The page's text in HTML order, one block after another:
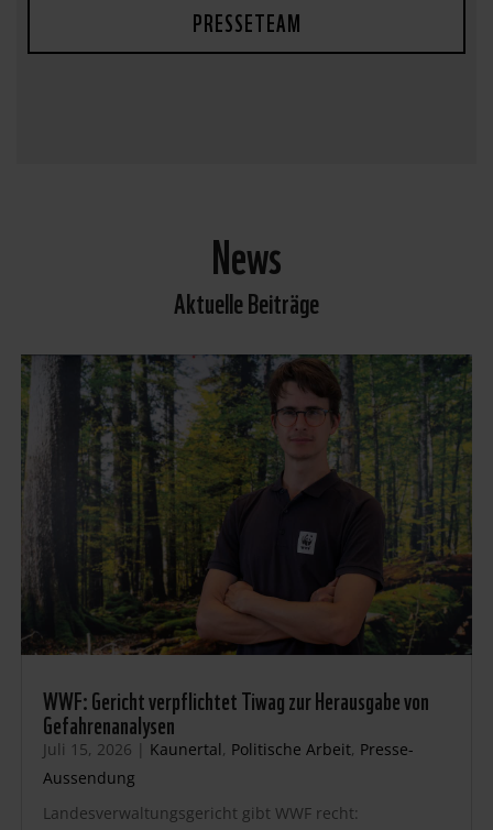
PRESSETEAM
News
Aktuelle Beiträge
WWF: Gericht verpflichtet Tiwag zur Herausgabe von
Gefahrenanalysen
Juli 15, 2026 | Kaunertal, Politische Arbeit, Presse-
Aussendung
Landesverwaltungsgericht gibt WWF recht: